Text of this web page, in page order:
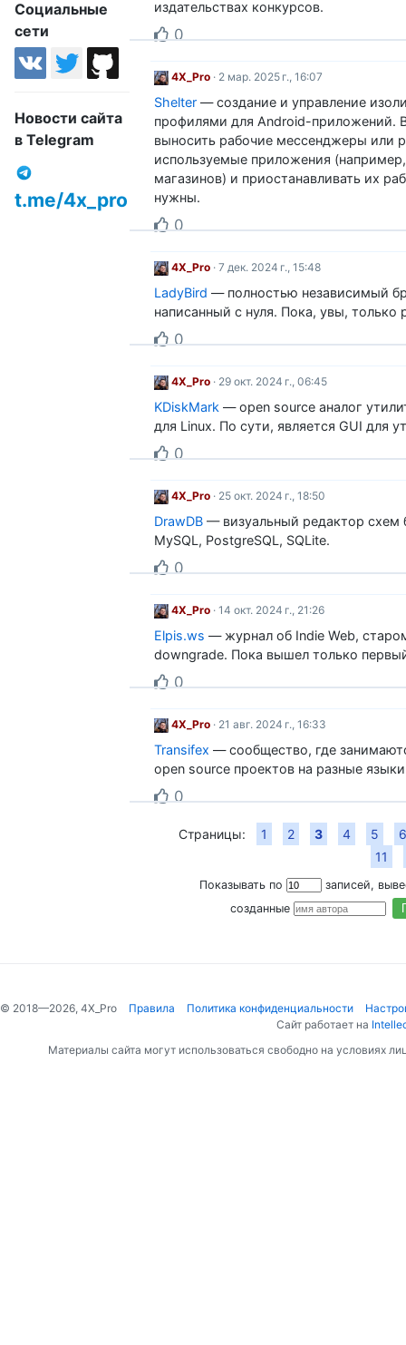
Социальные
сети
Новости сайта
в Telegram
t.me/4x_pro
издательствах конкурсов.
0
4X_Pro · 2 мар. 2025 г., 16:07
Shelter — создание и управление
профилями для Android-приложений.
выносить рабочие мессенджеры или
используемые приложения
магазинов) и приостанавливать их
нужны.
0
4X_Pro · 7 дек. 2024 г., 15:48
LadyBird — полностью независимый
написанный с нуля. Пока, увы, только
0
4X_Pro · 29 окт. 2024 г., 06:45
KDiskMark — open source аналог
для Linux. По сути, является GUI для
0
4X_Pro · 25 окт. 2024 г., 18:50
DrawDB — визуальный редактор схем
MySQL, PostgreSQL, SQLite.
0
4X_Pro · 14 окт. 2024 г., 21:26
Elpis.ws — журнал об Indie Web,
downgrade. Пока вышел только
0
4X_Pro · 21 авг. 2024 г., 16:33
Transifex — сообщество, где
open source проектов на разные
0
Страницы: 1 2 3 4 5
6
11
Показывать по
записей,
созданные
© 2018—2026, 4X_Pro Правила Политика конфиденциальности
Сайт работает на
Материалы сайта могут использоваться свободно на условиях